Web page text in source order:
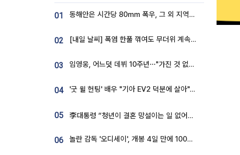
01 동해안은 시간당 80㎜ 폭우, 그 외 지역은 폭염…‘극과 극 날씨’
02 [내일 날씨] 폭염 한풀 꺾여도 무더위 계속⋯동해안 이틀 연속 비
03 임영웅, 어느덧 데뷔 10주년⋯"가진 것 없던 시절, 내 앞엔 20명의 팬뿐"
04 '굿 윌 헌팅' 배우 "기아 EV2 덕분에 살아"…교통사고 후 안전성 극찬
05 李대통령 “청년이 결혼 망설이는 일 없어야...제도상 불이익 조사”
06 놀란 감독 '오디세이', 개봉 4일 만에 100만 돌파⋯'왕사남' 보다 빠르다